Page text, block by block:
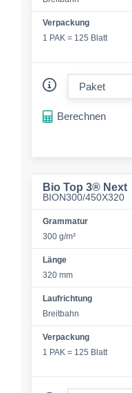
Verpackung
1 PAK = 125 Blatt
Berechnen
Bio Top 3® Next
BION300/450X320
Grammatur
300 g/m²
Länge
320 mm
Laufrichtung
Breitbahn
Verpackung
1 PAK = 125 Blatt